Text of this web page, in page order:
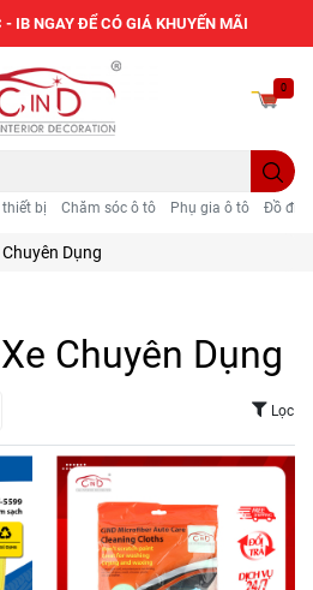
thiết bị Chăm sóc ô tô Phụ gia ô tô Đồ
0
Dụng
Chuyên Dụng
Lọc
- IB NGAY ĐỂ CÓ GIÁ KHUYẾN MÃI